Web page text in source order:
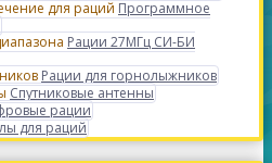
Программное
Рации 27МГц СИ-БИ
Рации для горнолыжников
Спутниковые антенны
рации
для раций